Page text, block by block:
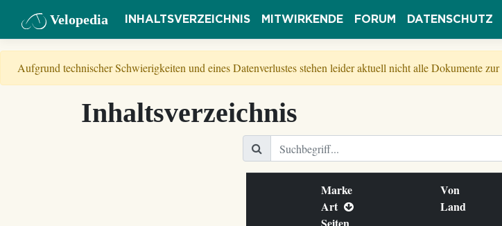
Velopedia INHALTSVERZEICHNIS MITWIRKENDE FORUM DATENSCHUTZ
Aufgrund technischer Schwierigkeiten und eines Datenverlustes stehen leider aktuell nicht alle Dokumente
Inhaltsverzeichnis
Marke
Art
Von
Land